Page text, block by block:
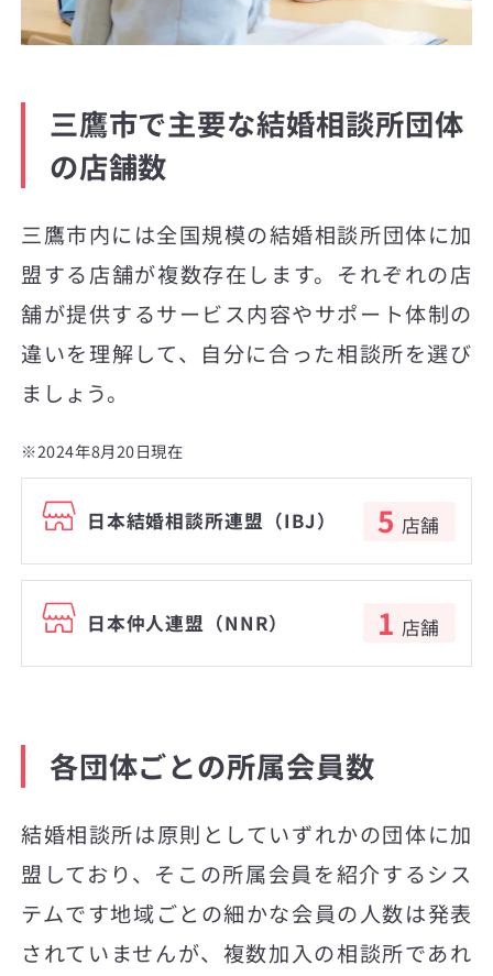
三鷹市で主要な結婚相談所団体
の店舗数
三鷹市内には全国規模の結婚相談所団体に加
盟する店舗が複数存在します。それぞれの店
舗が提供するサービス内容やサポート体制の
違いを理解して、自分に合った相談所を選び
ましょう。
※2024年8月20日現在
日本結婚相談所連盟（IBJ） 5 店舗
日本仲人連盟（NNR） 1 店舗
各団体ごとの所属会員数
結婚相談所は原則としていずれかの団体に加
盟しており、そこの所属会員を紹介するシス
テムです地域ごとの細かな会員の人数は発表
されていませんが、複数加入の相談所であれ